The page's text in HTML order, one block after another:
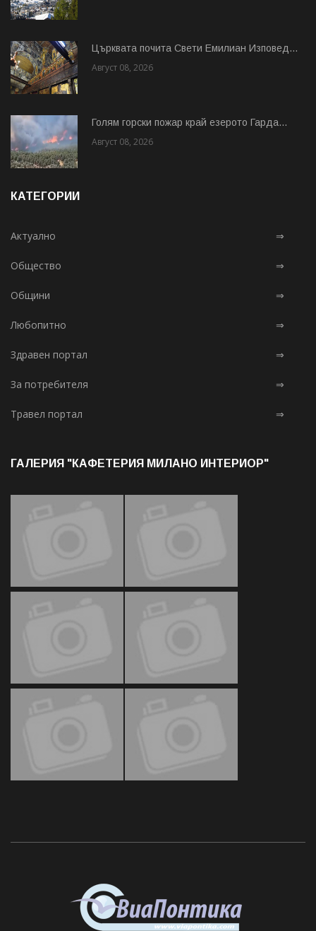
Църквата почита Свeти Емилиан Изповед...
Август 08, 2026
Голям горски пожар край езерото Гарда...
Август 08, 2026
КАТЕГОРИИ
Актуално ⇒
Общество ⇒
Общини ⇒
Любопитно ⇒
Здравен портал ⇒
За потребителя ⇒
Травел портал ⇒
ГАЛЕРИЯ "КАФЕТЕРИЯ МИЛАНО ИНТЕРИОР"